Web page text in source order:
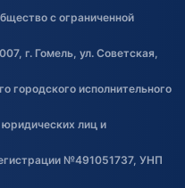
с ограниченной
г. Гомель, ул. Советская,
городского исполнительного
лиц и
№491051737, УНП